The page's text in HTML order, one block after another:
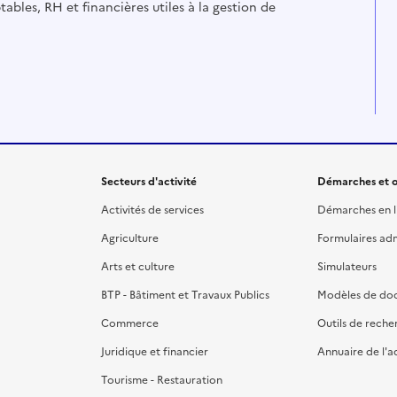
RH et financières utiles à la gestion de
Secteurs d'activité
Activités de services
Agriculture
Arts et culture
BTP - Bâtiment et Travaux Publics
Commerce
Juridique et financier
Tourisme - Restauration
Démarches et
Démarches en
Formulaires
Simulateurs
Modèles de
Outils de
Annuaire de